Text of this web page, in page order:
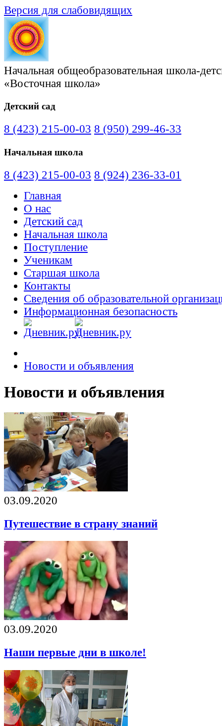
Версия для слабовидящих
Начальная общеобразовательная школа-
«Восточная школа»
Детский сад
8 (423) 215-00-03 8 (950) 299-46-33
Начальная школа
8 (423) 215-00-03 8 (924) 236-33-01
Главная
О нас
Детский сад
Начальная школа
Поступление
Ученикам
Старшая школа
Контакты
Сведения об образовательной
Информационная безопасность
Новости и объявления
Новости и объявления
03.09.2020
Путешествие в страну знаний
03.09.2020
Наши первые дни в школе!